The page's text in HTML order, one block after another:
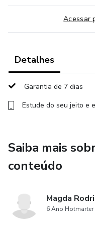
- Receba suporte
- Familiarize-se com os
exclusivos.
- Metodologia única e
- Sistema de revisão
Acessar
Detalhes
Garantia de 7 dias
Estude do seu jeito e
Saiba mais
conteúdo
Magda
6 Ano Hotmarter